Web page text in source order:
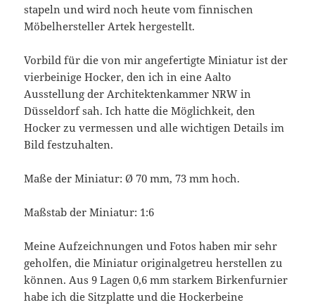
stapeln und wird noch heute vom finnischen
Möbelhersteller Artek hergestellt.
Vorbild für die von mir angefertigte Miniatur ist der
vierbeinige Hocker, den ich in eine Aalto
Ausstellung der Architektenkammer NRW in
Düsseldorf sah. Ich hatte die Möglichkeit, den
Hocker zu vermessen und alle wichtigen Details im
Bild festzuhalten.
Maße der Miniatur: Ø 70 mm, 73 mm hoch.
Maßstab der Miniatur: 1:6
Meine Aufzeichnungen und Fotos haben mir sehr
geholfen, die Miniatur originalgetreu herstellen zu
können. Aus 9 Lagen 0,6 mm starkem Birkenfurnier
habe ich die Sitzplatte und die Hockerbeine